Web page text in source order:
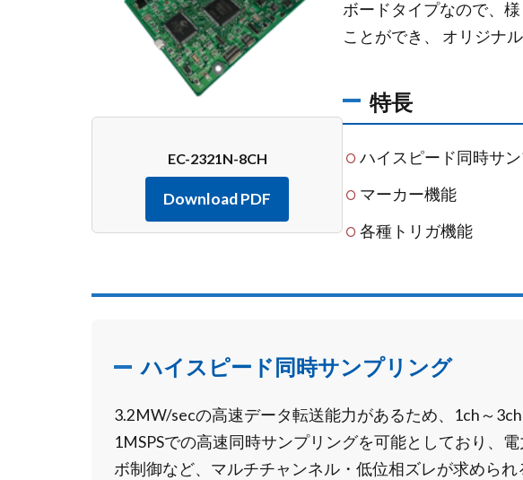
EC-2321N-8CH
Download PDF
ボードタイプなので、
ことができ、 オリジナ
特長
ハイスピード同時サ
マーカー機能
各種トリガ機能
ハイスピード同時サンプリング
3.2MW/secの高速データ転送能力があるため、1ch～
1MSPSでの高速同時サンプリングを可能としており、
ボ制御など、マルチチャンネル・低位相ズレが求められ